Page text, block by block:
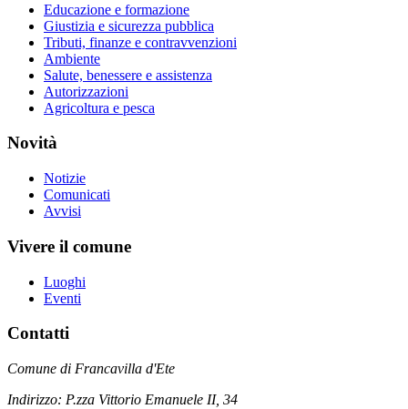
Educazione e formazione
Giustizia e sicurezza pubblica
Tributi, finanze e contravvenzioni
Ambiente
Salute, benessere e assistenza
Autorizzazioni
Agricoltura e pesca
Novità
Notizie
Comunicati
Avvisi
Vivere il comune
Luoghi
Eventi
Contatti
Comune di Francavilla d'Ete
Indirizzo: P.zza Vittorio Emanuele II, 34